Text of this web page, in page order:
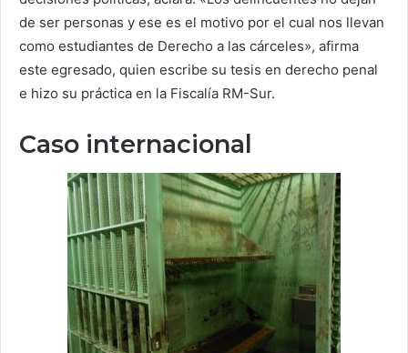
de ser personas y ese es el motivo por el cual nos llevan
como estudiantes de Derecho a las cárceles», afirma
este egresado, quien escribe su tesis en derecho penal
e hizo su práctica en la Fiscalía RM-Sur.
Caso internacional